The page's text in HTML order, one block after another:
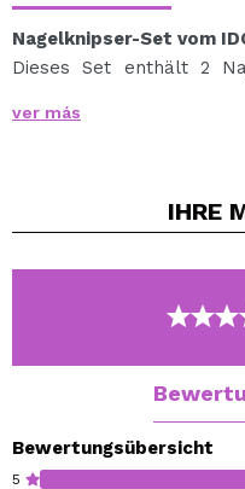
Nagelknipser-Set vom
Dieses Set enthält 2
einen festen und präzisen
Sein gebogener
Mit Schutzhülle zum
*HINWEIS: Zufällige Farbe
ver más
IHRE
Bewertungsübersicht
5